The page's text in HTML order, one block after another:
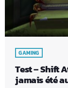
GAMING
Test – Shift